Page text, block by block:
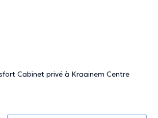
Cabinet privé à Kraainem Centre